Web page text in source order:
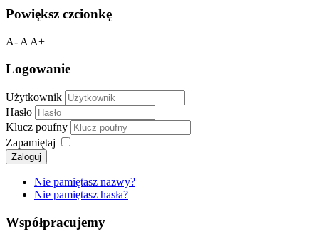
Powiększ czcionkę
A- A A+
Logowanie
Użytkownik
Hasło
Klucz poufny
Zapamiętaj
Zaloguj
Nie pamiętasz nazwy?
Nie pamiętasz hasła?
Współpracujemy